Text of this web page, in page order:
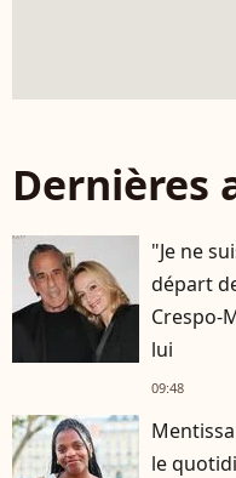
Dernières
"Je ne
départ
Crespo-
lui
09:48
le